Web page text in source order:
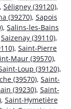
, Séligney (39120),
(39270), Sapois
, Salins-les-Bains
Saizenay (39110),
, Saint-Pierre
Maur (39570),
Loup (39120),
(39570), Saint-
(39230), Saint-
, Saint-Hymetière